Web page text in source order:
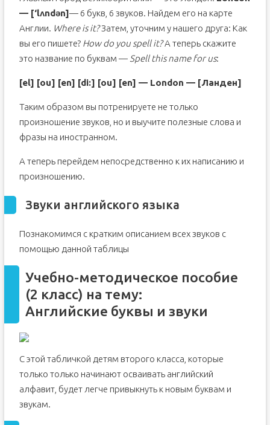
— [‘lʌndən]— 6 букв, 6 звуков. Найдем его на карте
Англии. Where is it?Затем, уточним у нашего друга: Как
вы его пишете? How do you spell it?А теперь скажите
это название по буквам — Spell this name for us:
[el] [ou] [en] [di:] [ou] [en] — London — [Ланден]
Таким образом вы потренируете не только
произношение звуков, но и выучите полезные слова и
фразы на иностранном.
А теперь перейдем непосредственно к их написанию и
произношению.
Звуки английского языка
Познакомимся с кратким описанием всех звуков с
помощью данной таблицы
Учебно-методическое пособие
(2 класс) на тему:
Английские буквы и звуки
С этой табличкой детям второго класса, которые
только только начинают осваивать английский
алфавит, будет легче привыкнуть к новым буквам и
звукам.